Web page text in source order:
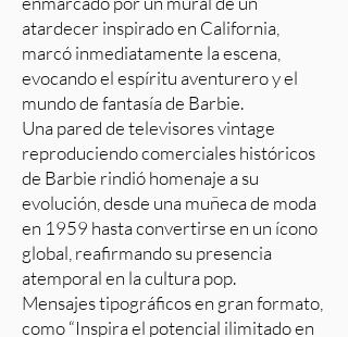
atardecer inspirado en California,
marcó inmediatamente la escena,
evocando el espíritu aventurero y el
mundo de fantasía de Barbie.
Una pared de televisores vintage
reproduciendo comerciales históricos
de Barbie rindió homenaje a su
evolución, desde una muñeca de moda
en 1959 hasta convertirse en un ícono
global, reafirmando su presencia
atemporal en la cultura pop.
Mensajes tipográficos en gran formato,
como “Inspira el potencial ilimitado en